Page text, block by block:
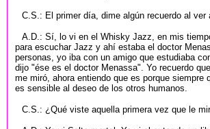
C.S.: El primer día, dime algún recuerdo al ver
A.D.: Sí, lo vi en el Whisky Jazz, en mis
para escuchar Jazz y ahí estaba el doctor
personas, yo iba con un amigo que estudiaba
dijo "ése es el doctor Menassa". Yo recuerdo
me miró, ahora entiendo que es porque siempre
es sensible al deseo de los otros humanos.
C.S.: ¿Qué viste aquella primera vez que le